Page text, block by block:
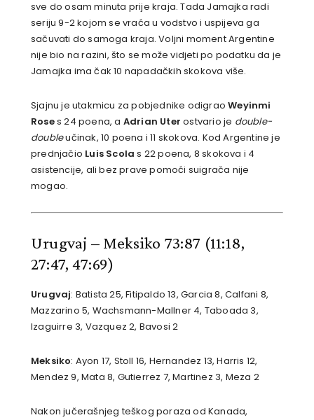
sve do osam minuta prije kraja. Tada Jamajka radi
seriju 9-2 kojom se vraća u vodstvo i uspijeva ga
sačuvati do samoga kraja. Voljni moment Argentine
nije bio na razini, što se može vidjeti po podatku da je
Jamajka ima čak 10 napadačkih skokova više.
Sjajnu je utakmicu za pobjednike odigraoWeyinmi
Roses 24 poena, a Adrian Uter ostvario je double-
doubleučinak, 10 poena i 11 skokova. Kod Argentine je
prednjačio Luis Scola s 22 poena, 8 skokova i 4
asistencije, ali bez prave pomoći suigrača nije
mogao.
Urugvaj – Meksiko 73:87 (11:18,
27:47, 47:69)
Urugvaj: Batista 25, Fitipaldo 13, Garcia 8, Calfani 8,
Mazzarino 5, Wachsmann-Mallner 4, Taboada 3,
Izaguirre 3, Vazquez 2, Bavosi 2
Meksiko: Ayon 17, Stoll 16, Hernandez 13, Harris 12,
Mendez 9, Mata 8, Gutierrez 7, Martinez 3, Meza 2
Nakon jučerašnjeg teškog poraza od Kanada,